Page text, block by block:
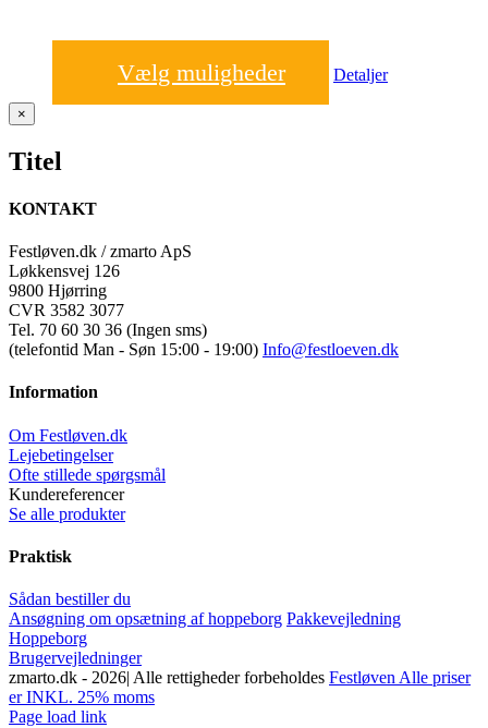
Vælg muligheder Detaljer
Close
product
view
×
Titel
KONTAKT
Festløven.dk / zmarto ApS
Løkkensvej 126
9800 Hjørring
CVR 3582 3077
Tel. 70 60 30 36 (Ingen sms)
(telefontid Man - Søn 15:00 - 19:00) Info@festloeven.dk
Information
Om Festløven.dk
Lejebetingelser
Ofte stillede spørgsmål
Kundereferencer
Se alle produkter
Praktisk
Sådan bestiller du
Ansøgning om opsætning af hoppeborg Pakkevejledning
Hoppeborg
Brugervejledninger
zmarto.dk - 2026| Alle rettigheder forbeholdes Festløven Alle priser
er INKL. 25% moms
Facebook
Instagram
YouTube
Page load link